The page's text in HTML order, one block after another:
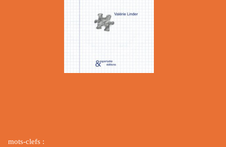
mots-clefs :